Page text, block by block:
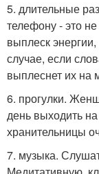
5. длительные
телефону - это
выплеск
случае, если
выплеснет их на
6. прогулки.
день выходить
хранительницы
7. музыка.